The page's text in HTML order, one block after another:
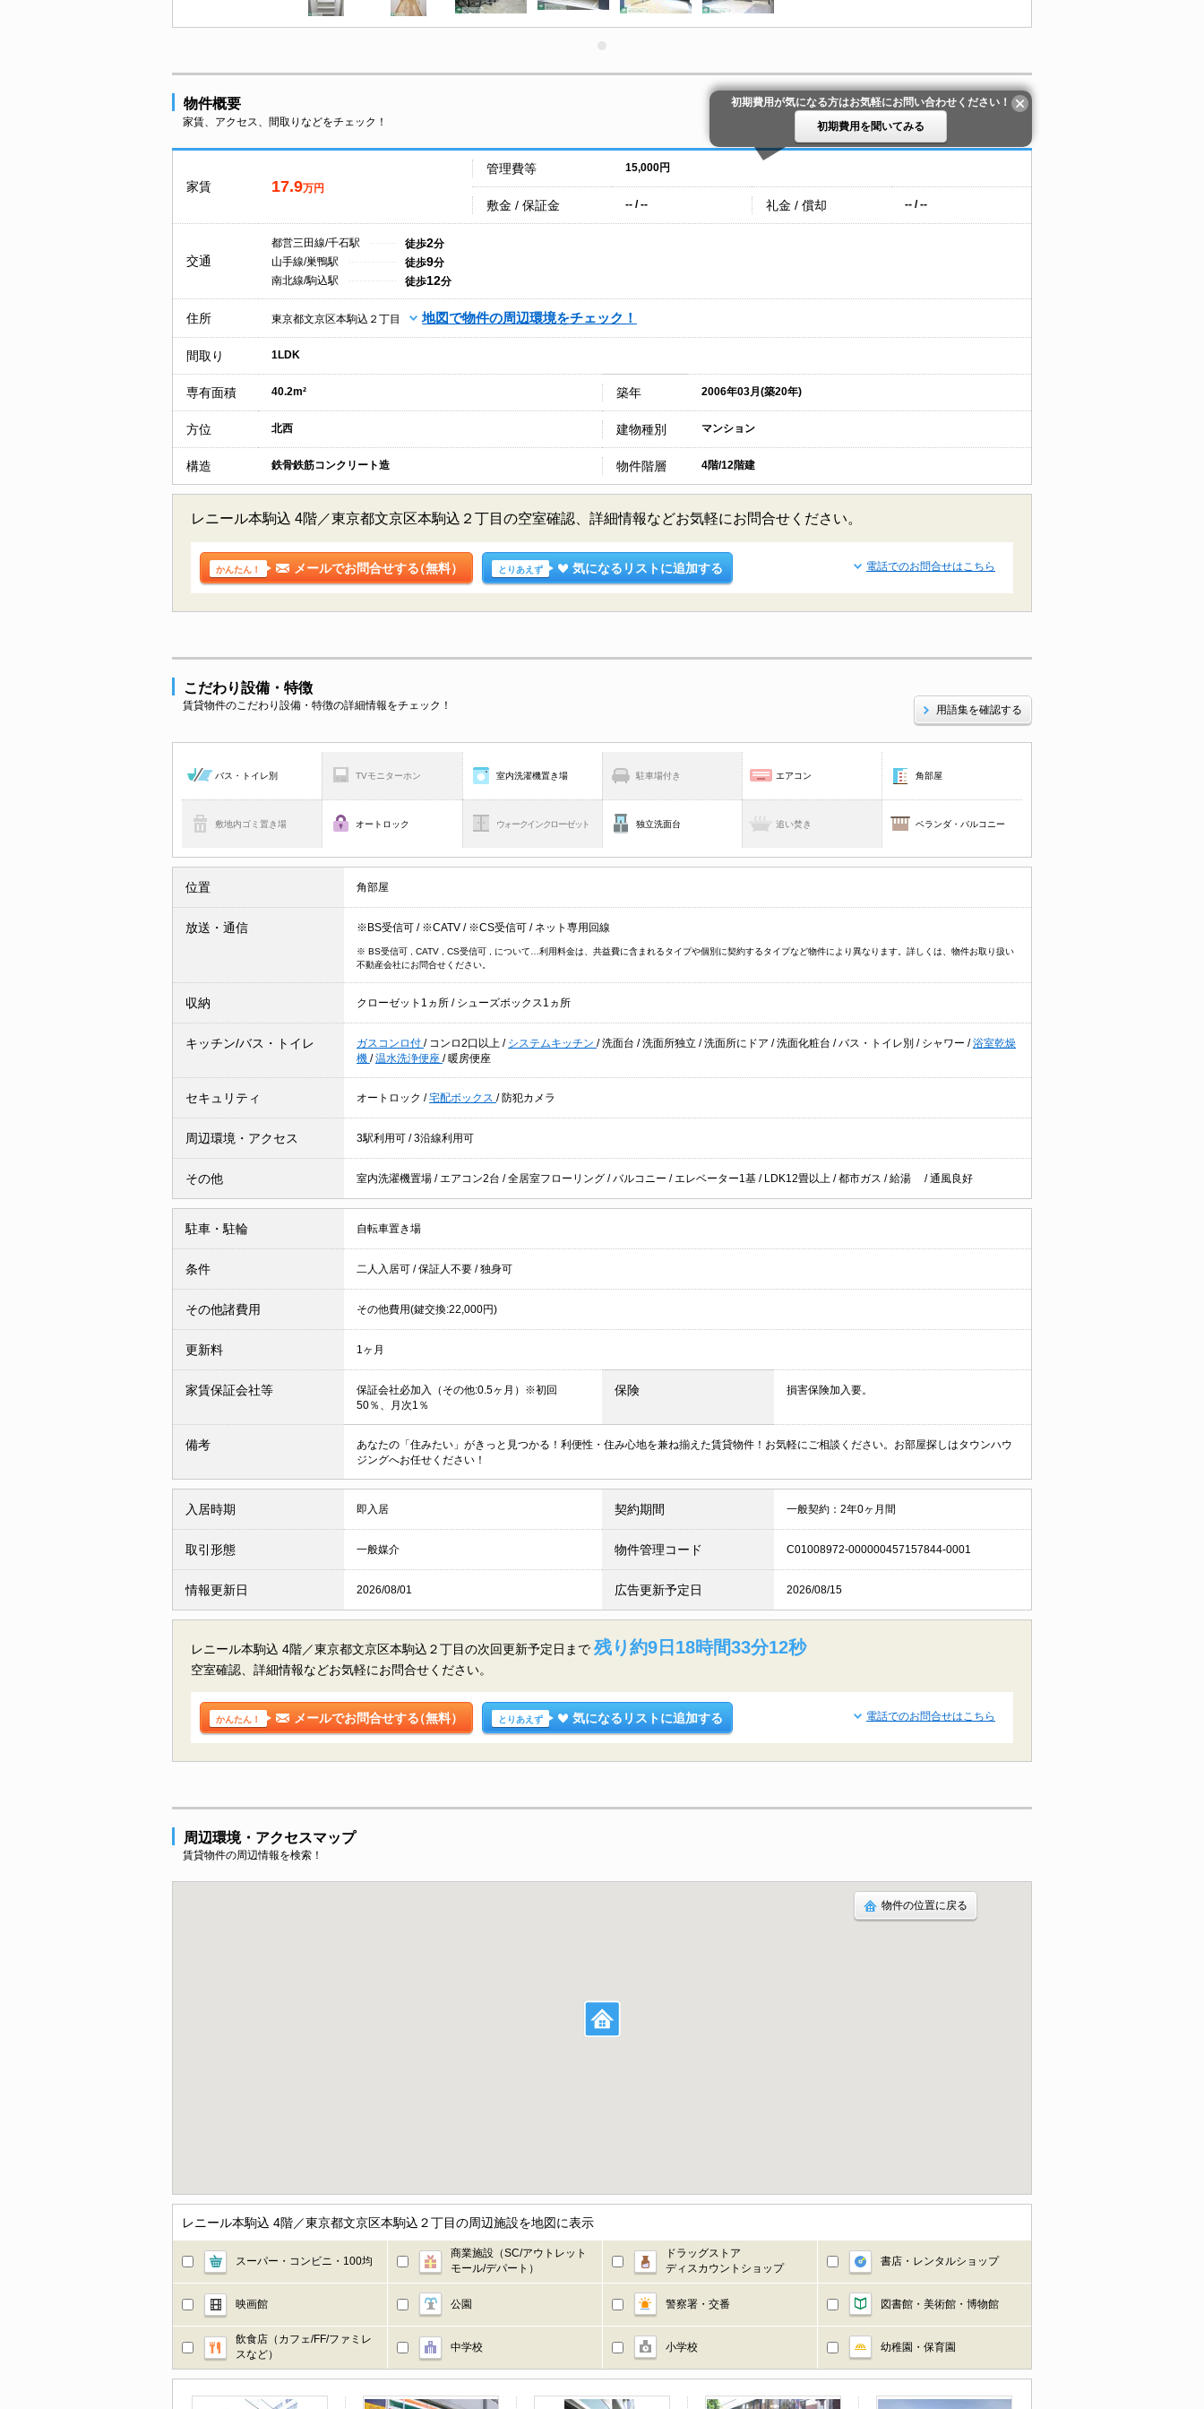
物件概要
家賃、アクセス、間取りなどをチェック！
初期費用が気になる方はお気軽にお問い合わせください！
初期費用を聞いてみる
家賃 17.9万円
管理費等 15,000円
敷金 / 保証金 -- / -- 礼金 / 償却 -- / --
交通
都営三田線/千石駅 徒歩2分
山手線/巣鴨駅
徒歩9分
南北線/駒込駅
徒歩12分
住所 東京都文京区本駒込２丁目 地図で物件の周辺環境をチェック！
間取り 1LDK
専有面積 40.2m² 築年 2006年03月(築20年)
方位 北西 建物種別 マンション
構造 鉄骨鉄筋コンクリート造 物件階層 4階/12階建
レニール本駒込 4階／東京都文京区本駒込２丁目の空室確認、詳細情報などお気軽にお問合せください。
かんたん！ メールでお問合せする（無料） とりあえず 気になるリストに追加する 電話でのお問合せはこちら
こだわり設備・特徴
賃貸物件のこだわり設備・特徴の詳細情報をチェック！ 用語集を確認する
バス・トイレ別 TVモニターホン 室内洗濯機置き場 駐車場付き エアコン 角部屋
敷地内ゴミ置き場 オートロック ウォークインクローゼット 独立洗面台 追い焚き ベランダ・バルコニー
位置 角部屋
放送・通信 ※BS受信可 / ※CATV / ※CS受信可 / ネット専用回線
※ BS受信可 , CATV , CS受信可 , について…利用料金は、共益費に含まれるタイプや個別に契約するタイプなど物件により異なります。詳しくは、物件お取り扱い
不動産会社にお問合せください。
収納 クローゼット1ヵ所 / シューズボックス1ヵ所
キッチン/バス・トイレ ガスコンロ付 / コンロ2口以上 / システムキッチン /洗面台 /洗面所独立 /洗面所にドア /洗面化粧台 /バス・トイレ別 / シャワー /浴室乾燥
機 /温水洗浄便座 / 暖房便座
セキュリティ オートロック /宅配ボックス / 防犯カメラ
周辺環境・アクセス 3駅利用可 /3沿線利用可
その他 室内洗濯機置場 / エアコン2台 /全居室フローリング /バルコニー / エレベーター1基 / LDK12畳以上 /都市ガス /給湯 /通風良好
駐車・駐輪 自転車置き場
条件 二人入居可 /保証人不要 /独身可
その他諸費用 その他費用(鍵交換:22,000円)
更新料 1ヶ月
家賃保証会社等
保証会社必加入（その他:0.5ヶ月）※初回
50％、月次1％
保険 損害保険加入要。
備考
あなたの「住みたい」がきっと見つかる！利便性・住み心地を兼ね揃えた賃貸物件！お気軽にご相談ください。お部屋探しはタウンハウ
ジングへお任せください！
入居時期 即入居 契約期間 一般契約：2年0ヶ月間
取引形態 一般媒介 物件管理コード C01008972-000000457157844-0001
情報更新日 2026/08/01 広告更新予定日 2026/08/15
レニール本駒込 4階／東京都文京区本駒込２丁目の次回更新予定日まで 残り約9日18時間33分11秒
空室確認、詳細情報などお気軽にお問合せください。
かんたん！ メールでお問合せする（無料） とりあえず 気になるリストに追加する 電話でのお問合せはこちら
周辺環境・アクセスマップ
賃貸物件の周辺情報を検索！
物件の位置に戻る
レニール本駒込 4階／東京都文京区本駒込２丁目の周辺施設を地図に表示
スーパー・コンビニ・100均
商業施設（SC/アウトレット
モール/デパート）
ドラッグストア
ディスカウントショップ
書店・レンタルショップ
映画館 公園 警察署・交番 図書館・美術館・博物館
飲食店（カフェ/FF/ファミレ
スなど）
中学校 小学校 幼稚園・保育園